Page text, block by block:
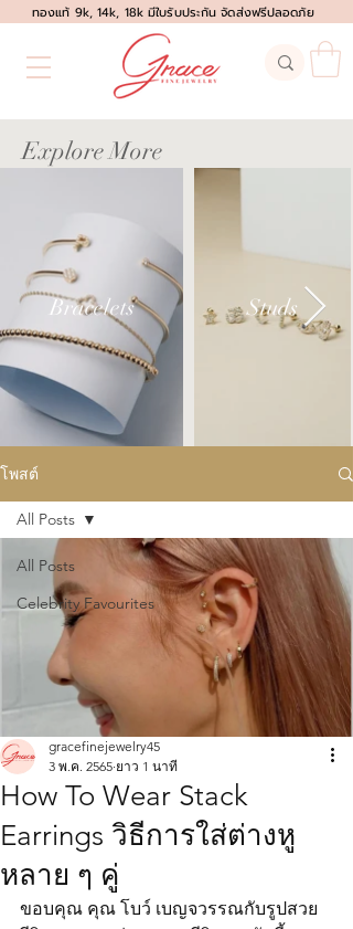
ทองแท้ 9k, 14k, 18k มีใบรับประกัน จัดส่งฟรีปลอดภัย
Explore More
Bracelets Studs
โพสต์
All Posts
Celebrity Favourites
All Posts
How To Wear Stack
Earrings วิธีการใส่ต่างหู
หลาย ๆ คู่
gracefinejewelry45
3 พ.ค. 2565 ยาว 1 นาที
ขอบคุณ คุณ โบว์ เบญจวรรณกับรูปสวย